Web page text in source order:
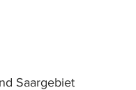
Saargebiet